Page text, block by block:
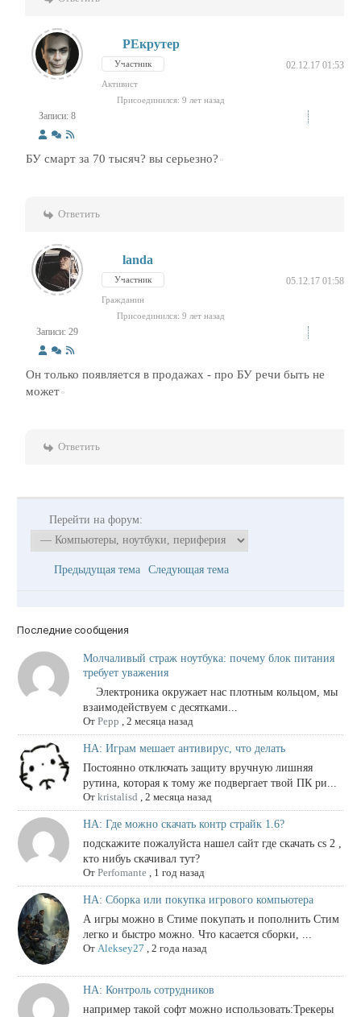
Записи: 8
РЕкрутер
Участник 02.12.17 01:53
Активист
Присоединился: 9 лет назад
БУ смарт за 70 тысяч? вы серьезно?
Ответить
Записи: 29
landa
Участник 05.12.17 01:58
Гражданин
Присоединился: 9 лет назад
Он только появляется в продажах - про БУ речи быть не
может
Ответить
Перейти на форум:
Предыдущая тема Следующая тема
Последние сообщения
Молчаливый страж ноутбука: почему блок питания
требует уважения
Электроника окружает нас плотным кольцом, мы
взаимодействуем с десятками...
От Pepp , 2 месяца назад
НА: Играм мешает антивирус, что делать
Постоянно отключать защиту вручную лишняя
рутина, которая к тому же подвергает твой ПК ри...
От kristalisd , 2 месяца назад
НА: Где можно скачать контр страйк 1.6?
подскажите пожалуйста нашел сайт где скачать cs 2 ,
кто нибуь скачивал тут?
От Perfomante, 1 год назад
НА: Сборка или покупка игрового компьютера
А игры можно в Стиме покупать и пополнить Стим
легко и быстро можно. Что касается сборки, ...
От Aleksey27 , 2 года назад
НА: Контроль сотрудников
например такой софт можно использовать:Трекеры